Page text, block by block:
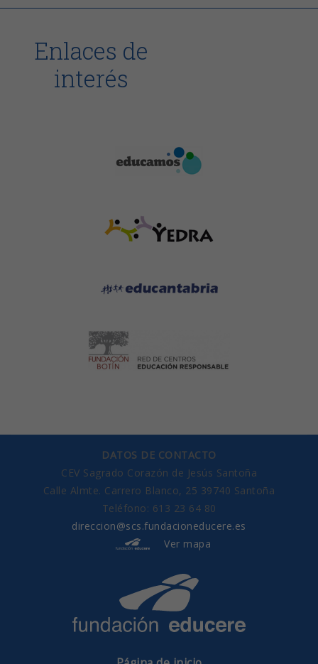
Enlaces de
interés
DATOS DE CONTACTO
CEV Sagrado Corazón de Jesús Santoña
Calle Almte. Carrero Blanco, 25 39740 Santoña
Teléfono: 613 23 64 80
direccion@scs.fundacioneducere.es
Ver mapa